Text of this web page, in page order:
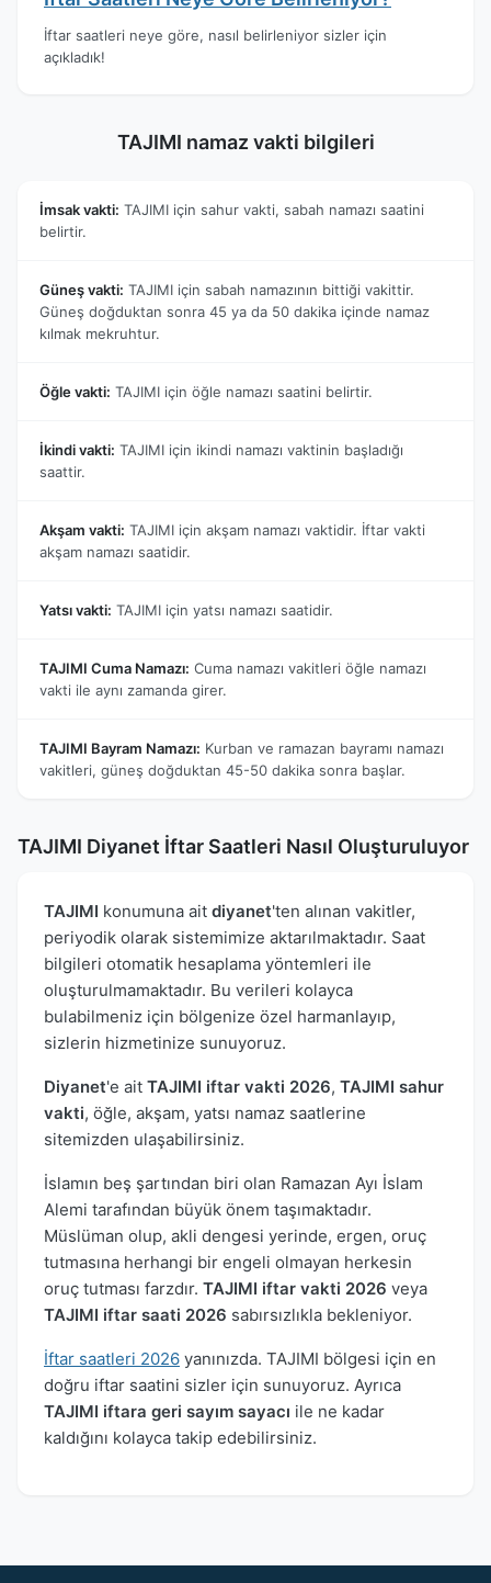
İftar saatleri neye göre, nasıl belirleniyor sizler için
açıkladık!
TAJIMI namaz vakti bilgileri
İmsak vakti: TAJIMI için sahur vakti, sabah namazı saatini
belirtir.
Güneş vakti: TAJIMI için sabah namazının bittiği vakittir.
Güneş doğduktan sonra 45 ya da 50 dakika içinde namaz
kılmak mekruhtur.
Öğle vakti: TAJIMI için öğle namazı saatini belirtir.
İkindi vakti: TAJIMI için ikindi namazı vaktinin başladığı
saattir.
Akşam vakti: TAJIMI için akşam namazı vaktidir. İftar vakti
akşam namazı saatidir.
Yatsı vakti: TAJIMI için yatsı namazı saatidir.
TAJIMI Cuma Namazı: Cuma namazı vakitleri öğle namazı
vakti ile aynı zamanda girer.
TAJIMI Bayram Namazı: Kurban ve ramazan bayramı namazı
vakitleri, güneş doğduktan 45-50 dakika sonra başlar.
TAJIMI Diyanet İftar Saatleri Nasıl Oluşturuluyor
TAJIMI konumuna ait diyanet'ten alınan vakitler,
periyodik olarak sistemimize aktarılmaktadır. Saat
bilgileri otomatik hesaplama yöntemleri ile
oluşturulmamaktadır. Bu verileri kolayca
bulabilmeniz için bölgenize özel harmanlayıp,
sizlerin hizmetinize sunuyoruz.
Diyanet'e ait TAJIMI iftar vakti 2026, TAJIMI sahur
vakti, öğle, akşam, yatsı namaz saatlerine
sitemizden ulaşabilirsiniz.
İslamın beş şartından biri olan Ramazan Ayı İslam
Alemi tarafından büyük önem taşımaktadır.
Müslüman olup, akli dengesi yerinde, ergen, oruç
tutmasına herhangi bir engeli olmayan herkesin
oruç tutması farzdır. TAJIMI iftar vakti 2026 veya
TAJIMI iftar saati 2026 sabırsızlıkla bekleniyor.
İftar saatleri 2026 yanınızda. TAJIMI bölgesi için en
doğru iftar saatini sizler için sunuyoruz. Ayrıca
TAJIMI iftara geri sayım sayacı ile ne kadar
kaldığını kolayca takip edebilirsiniz.